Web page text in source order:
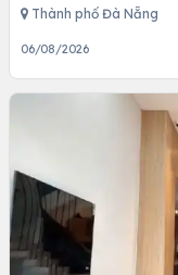
Thành phố Đà Nẵng
06/08/2026